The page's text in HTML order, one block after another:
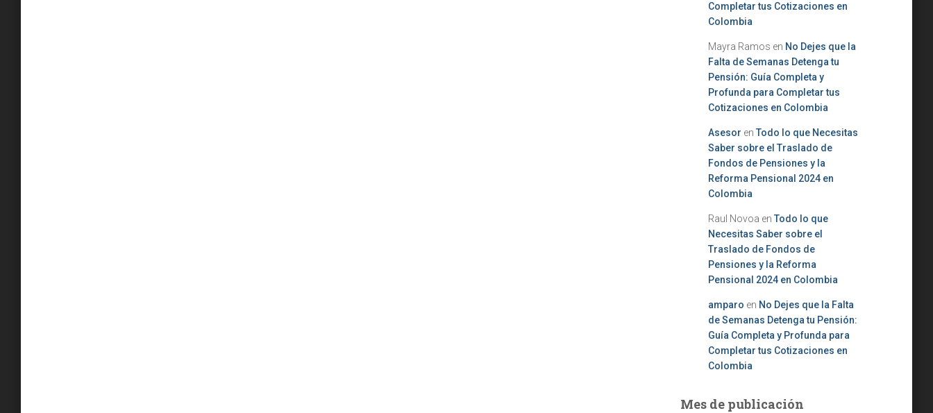
Completar tus Cotizaciones en
Colombia
Mayra Ramos en No Dejes que la
Falta de Semanas Detenga tu
Pensión: Guía Completa y
Profunda para Completar tus
Cotizaciones en Colombia
Asesor en Todo lo que Necesitas
Saber sobre el Traslado de
Fondos de Pensiones y la
Reforma Pensional 2024 en
Colombia
Raul Novoa en Todo lo que
Necesitas Saber sobre el
Traslado de Fondos de
Pensiones y la Reforma
Pensional 2024 en Colombia
amparo en No Dejes que la Falta
de Semanas Detenga tu Pensión:
Guía Completa y Profunda para
Completar tus Cotizaciones en
Colombia
Mes de publicación